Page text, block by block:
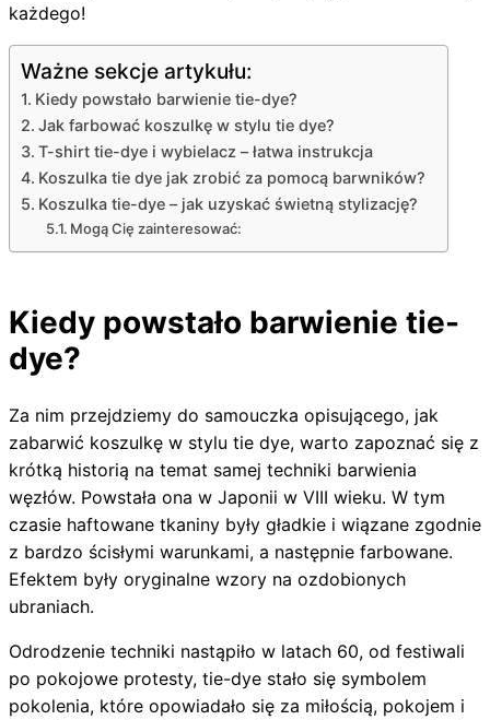
każdego!
Ważne sekcje artykułu:
Kiedy powstało barwienie tie-dye?
Jak farbować koszulkę w stylu tie dye?
T-shirt tie-dye i wybielacz – łatwa instrukcja
Koszulka tie dye jak zrobić za pomocą barwników?
Koszulka tie-dye – jak uzyskać świetną stylizację?
Mogą Cię zainteresować:
Kiedy powstało barwienie tie-
dye?
Za nim przejdziemy do samouczka opisującego, jak
zabarwić koszulkę w stylu tie dye, warto zapoznać się z
krótką historią na temat samej techniki barwienia
węzłów. Powstała ona w Japonii w VIII wieku. W tym
czasie haftowane tkaniny były gładkie i wiązane zgodnie
z bardzo ścisłymi warunkami, a następnie farbowane.
Efektem były oryginalne wzory na ozdobionych
ubraniach.
Odrodzenie techniki nastąpiło w latach 60, od festiwali
po pokojowe protesty, tie-dye stało się symbolem
pokolenia, które opowiadało się za miłością, pokojem i